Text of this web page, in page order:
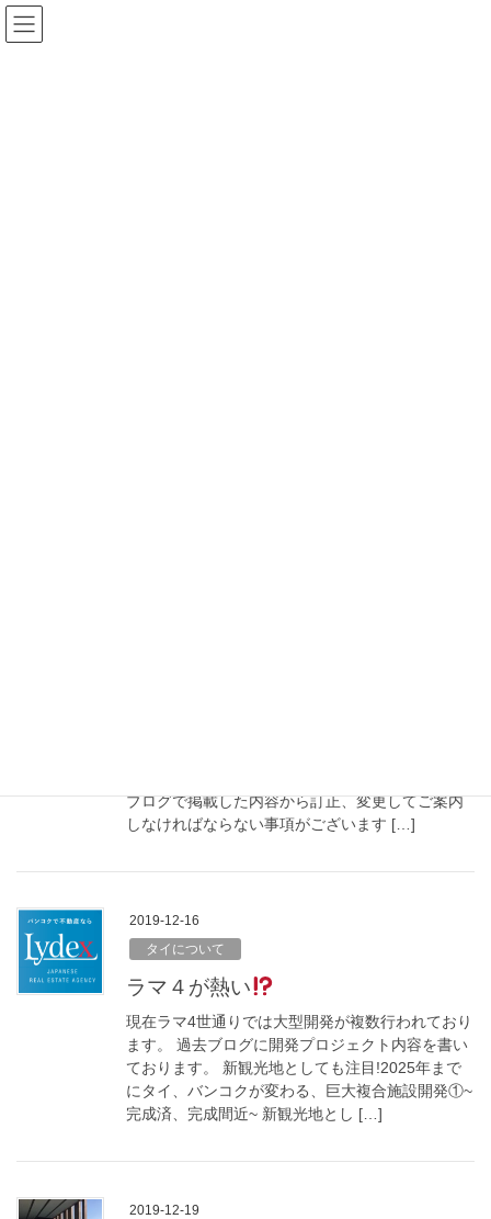
ブログで掲載した内容から訂正、変更してご案内
しなければならない事項がございます […]
2019-12-16
タイについて
ラマ４が熱い
現在ラマ4世通りでは大型開発が複数行われており
ます。 過去ブログに開発プロジェクト内容を書い
ております。 新観光地としても注目!2025年まで
にタイ、バンコクが変わる、巨大複合施設開発①~
完成済、完成間近~ 新観光地とし […]
2019-12-19